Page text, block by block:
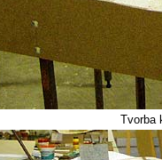
Tvorba